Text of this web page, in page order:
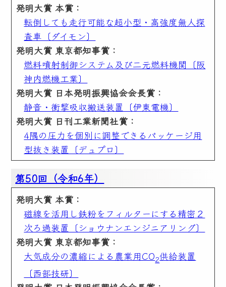
発明大賞 本賞：
転倒しても走行可能な超小型・高強度無人探
査車〔ダイモン〕
発明大賞 東京都知事賞：
燃料噴射制御システム及び二元燃料機関〔阪
神内燃機工業〕
発明大賞 日本発明振興協会会長賞：
静音・衝撃吸収搬送装置〔伊東電機〕
発明大賞 日刊工業新聞社賞：
4隅の圧力を個別に調整できるパッケージ用
型抜き装置〔デュプロ〕
第50回（令和6年）
発明大賞 本賞：
磁線を活用し鉄粉をフィルターにする精密２
次ろ過装置〔ショウナンエンジニアリング〕
発明大賞 東京都知事賞：
大気成分の濃縮による農業用CO2供給装置
〔西部技研〕